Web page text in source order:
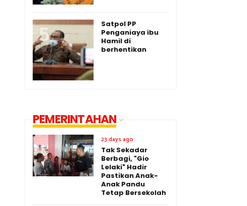
Satpol PP
Penganiaya ibu
Hamil di
berhentikan
PEMERINTAHAN
23 days ago
Tak Sekadar
Berbagi, "Gio
Lelaki" Hadir
Pastikan Anak-
Anak Pandu
Tetap Bersekolah